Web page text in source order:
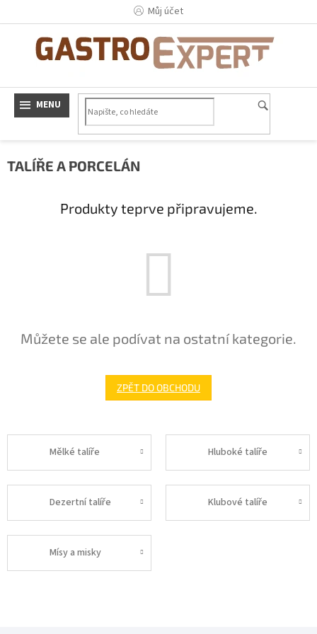
Můj účet
TALÍŘE A PORCELÁN
Produkty teprve připravujeme.
Můžete se ale podívat na ostatní kategorie.
ZPĚT DO OBCHODU
Mělké talíře Hluboké talíře
Dezertní talíře Klubové talíře
Mísy a misky